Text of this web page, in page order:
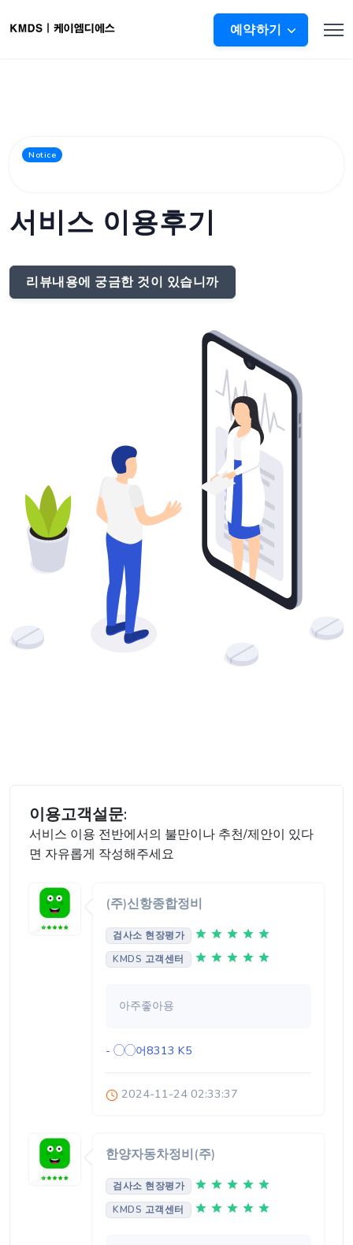
예약하기
Notice
서비스 이용후기
리뷰내용에 궁금한 것이 있습니까
이용고객설문:
서비스 이용 전반에서의 불만이나 추천/제안이 있다
면 자유롭게 작성해주세요
(주)신항종합정비
검사소 현장평가
KMDS 고객센터
아주좋아용
- ◯◯어8313 K5
2024-11-24 02:33:37
한양자동차정비(주)
검사소 현장평가
KMDS 고객센터